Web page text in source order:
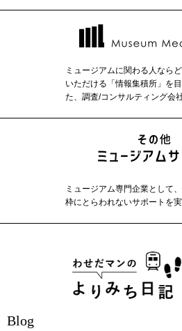
ミュージアムに関わる人なら
いただける「情報集積所」を
た、調査/コンサルティング会社
ミュージアム専門企業として
枠にとらわれないサポートを実
Blog